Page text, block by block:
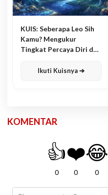
KUIS: Seberapa Leo Sih
Kamu? Mengukur
Tingkat Percaya Diri dan
Ikuti Kuisnya ➔
KOMENTAR
👍
0
❤️
0
😂
0